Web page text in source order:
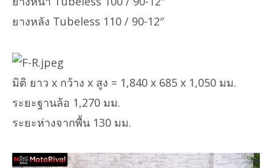
ยางหลัง Tubeless 110 / 90-12″
มิติ ยาว x กว้าง x สูง = 1,840 x 685 x 1,050 มม.
ระยะฐานล้อ 1,270 มม.
ระยะห่างจากพื้น 130 มม.